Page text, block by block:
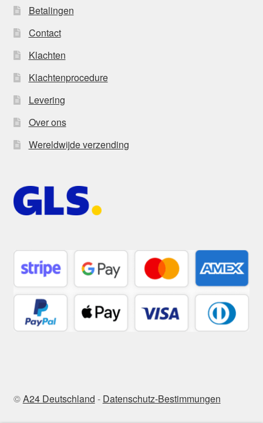
Betalingen
Contact
Klachten
Klachtenprocedure
Levering
Over ons
Wereldwijde verzending
©A24 Deutschland - Datenschutz-Bestimmungen